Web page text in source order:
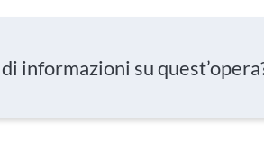
informazioni su